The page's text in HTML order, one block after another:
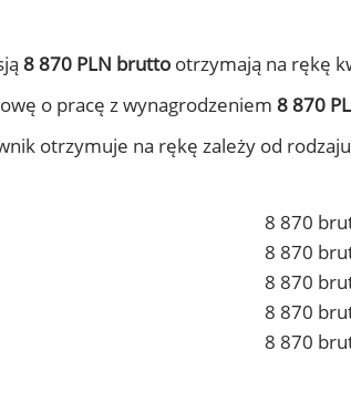
8 870 PLN brutto otrzymają na rękę
o pracę z wynagrodzeniem 8 870
otrzymuje na rękę zależy od
8 870
8 870
8 870
8 870
8 870